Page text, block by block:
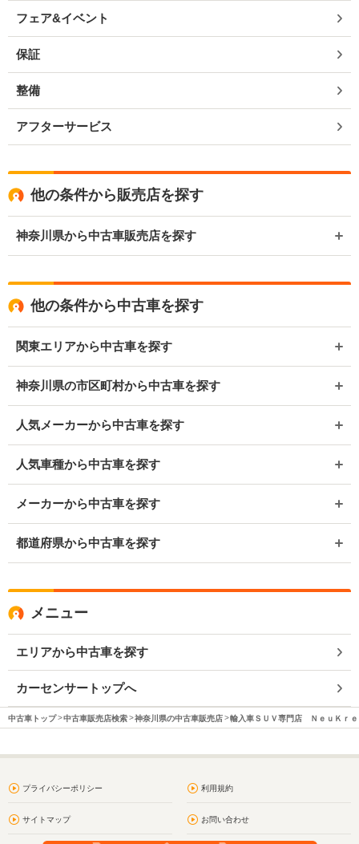
フェア&イベント
保証
整備
アフターサービス
他の条件から販売店を探す
神奈川県から中古車販売店を探す
他の条件から中古車を探す
関東エリアから中古車を探す
神奈川県の市区町村から中古車を探す
人気メーカーから中古車を探す
人気車種から中古車を探す
メーカーから中古車を探す
都道府県から中古車を探す
メニュー
エリアから中古車を探す
カーセンサートップへ
中古車トップ 中古車販売店検索 神奈川県の中古車販売店 輸入車ＳＵＶ専門店 ＮｅｕＫｒｅ
プライバシーポリシー 利用規約
サイトマップ お問い合わせ